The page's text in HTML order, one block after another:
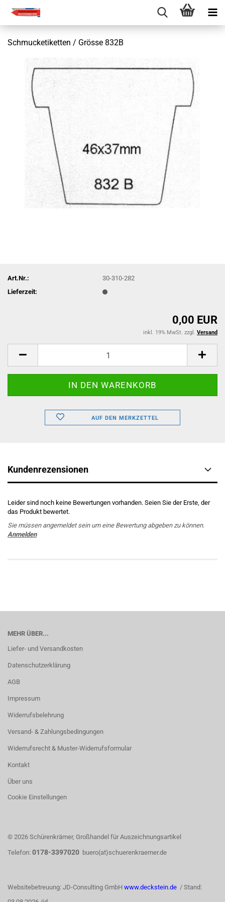
Schmucketiketten / Grösse 832B
Art.Nr.:
30-310-282
Lieferzeit:
0,00 EUR
inkl. 19% MwSt. zzgl. Versand
AUF DEN MERKZETTEL
Kundenrezensionen
Leider sind noch keine Bewertungen vorhanden. Seien Sie der Erste, der
das Produkt bewertet.
Sie müssen angemeldet sein um eine Bewertung abgeben zu können.
Anmelden
MEHR ÜBER...
Liefer- und Versandkosten
Datenschutzerklärung
AGB
Impressum
Widerrufsbelehrung
Versand- & Zahlungsbedingungen
Widerrufsrecht & Muster-Widerrufsformular
Kontakt
Über uns
Cookie Einstellungen
© 2026 Schürenkrämer, Großhandel für Auszeichnungsartikel
Telefon: 0178-3397020 buero(at)schuerenkraemer.de
Websitebetreuung: JD-Consulting GmbH www.deckstein.de / Stand: